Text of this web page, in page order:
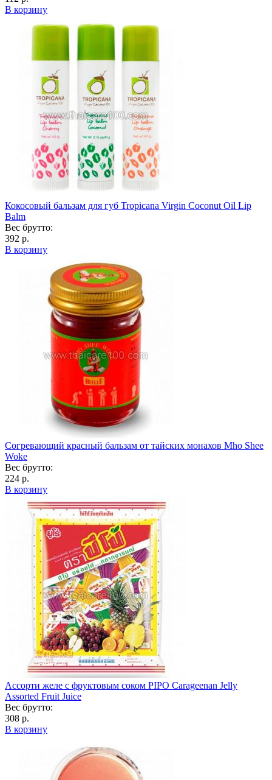
В корзину
Кокосовый бальзам для губ Tropicana Virgin Coconut Oil Lip
Balm
Вес брутто:
392 р.
В корзину
Согревающий красный бальзам от тайских монахов Mho Shee
Woke
Вес брутто:
224 р.
В корзину
Ассорти желе с фруктовым соком PIPO Carageenan Jelly
Assorted Fruit Juice
Вес брутто:
308 р.
В корзину